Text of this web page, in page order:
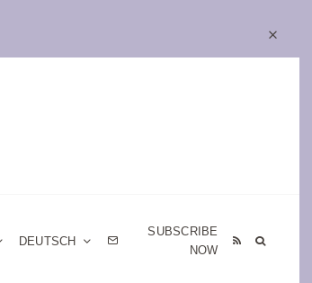
DEUTSCH
SUBSCRIBE
NOW